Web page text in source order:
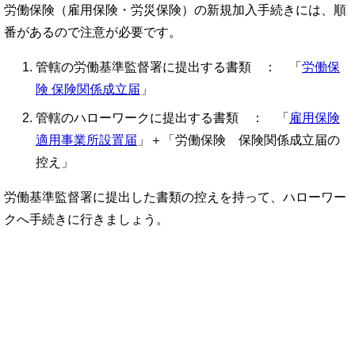
労働保険（雇用保険・労災保険）の新規加入手続きには、順
番があるので注意が必要です。
管轄の労働基準監督署に提出する書類 ： 「 労働保
険 保険関係成立届 」
管轄のハローワークに提出する書類 ： 「 雇用保険
適用事業所設置届 」＋「労働保険 保険関係成立届の
控え」
労働基準監督署に提出した書類の控えを持って、ハローワー
クへ手続きに行きましょう。